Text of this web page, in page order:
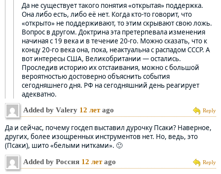
Да не существует такого понятия «открытая» поддержка.
Она либо есть, либо её нет. Когда кто-то говорит, что
«открыто» не поддерживают, то этим скрывают свою ложь.
Вопрос в другом. Доктрина эта претерпевала изменения
начиная с 19 века и в течение 20-го. Можно сказать, что к
концу 20-го века она, пока, неактуальна с распадом СССР. А
вот интересы США, Великобритании — остались.
Проследив историю их отстаивания, можно с большой
вероятностью достоверно объяснить события
сегодняшнего дня. РФ на сегодняшний день реагирует
адекватно.
Reply
Added by Valery 12 летago
Да и сейчас, почему госдеп выставил дурочку Псаки? Наверное,
других, более изощренных инструментов нет. Но, ведь, это
(Псаки), шито «белыми нитками». 🙂
Reply
Added by Россия 12 летago